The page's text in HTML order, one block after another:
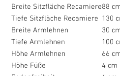
Breite Sitzfläche Recamiere88
Tiefe Sitzfläche Recamiere 130
Breite Armlehnen
30
Tiefe Armlehnen
100
Höhe Armlehnen
66
Höhe Füße
4 cm